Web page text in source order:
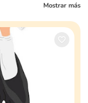
Mostrar más